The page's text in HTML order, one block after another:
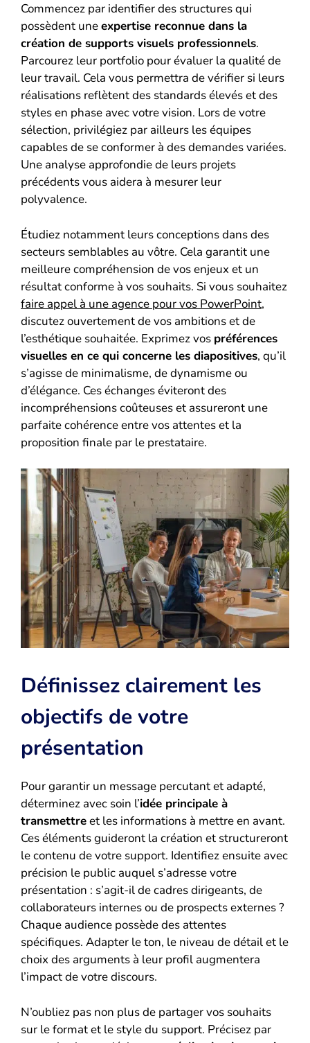
Commencez par identifier des structures qui
possèdent uneexpertise reconnue dans la
création de supports visuels professionnels.
Parcourez leur portfolio pour évaluer la qualité de
leur travail. Cela vous permettra de vérifier si leurs
réalisations reflètent des standards élevés et des
styles en phase avec votre vision. Lors de votre
sélection, privilégiez par ailleurs les équipes
capables de se conformer à des demandes variées.
Une analyse approfondie de leurs projets
précédents vous aidera à mesurer leur
polyvalence.
Étudiez notamment leurs conceptions dans des
secteurs semblables au vôtre. Cela garantit une
meilleure compréhension de vos enjeux et un
résultat conforme à vos souhaits. Si vous souhaitez
faire appel à une agence pour vos PowerPoint,
discutez ouvertement de vos ambitions et de
l’esthétique souhaitée. Exprimez vos préférences
visuelles en ce qui concerne les diapositives, qu’il
s’agisse de minimalisme, de dynamisme ou
d’élégance. Ces échanges éviteront des
incompréhensions coûteuses et assureront une
parfaite cohérence entre vos attentes et la
proposition finale par le prestataire.
Définissez clairement les
objectifs de votre
présentation
Pour garantir un message percutant et adapté,
déterminez avec soin l’idée principale à
transmettreet les informations à mettre en avant.
Ces éléments guideront la création et structureront
le contenu de votre support. Identifiez ensuite avec
précision le public auquel s’adresse votre
présentation : s’agit-il de cadres dirigeants, de
collaborateurs internes ou de prospects externes ?
Chaque audience possède des attentes
spécifiques. Adapter le ton, le niveau de détail et le
choix des arguments à leur profil augmentera
l’impact de votre discours.
N’oubliez pas non plus de partager vos souhaits
sur le format et le style du support. Précisez par